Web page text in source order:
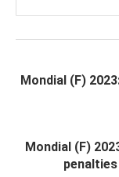
Mondial (F)
Mondial (F)